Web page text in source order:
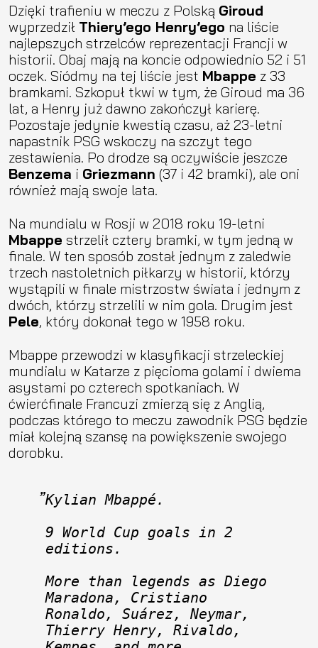
Dzięki trafieniu w meczu z Polską Giroud
wyprzedził Thiery’ego Henry’ego na liście
najlepszych strzelców reprezentacji Francji w
historii. Obaj mają na koncie odpowiednio 52 i 51
oczek. Siódmy na tej liście jest Mbappe z 33
bramkami. Szkopuł tkwi w tym, że Giroud ma 36
lat, a Henry już dawno zakończył karierę.
Pozostaje jedynie kwestią czasu, aż 23-letni
napastnik PSG wskoczy na szczyt tego
zestawienia. Po drodze są oczywiście jeszcze
Benzema i Griezmann (37 i 42 bramki), ale oni
również mają swoje lata.
Na mundialu w Rosji w 2018 roku 19-letni
Mbappe strzelił cztery bramki, w tym jedną w
finale. W ten sposób został jednym z zaledwie
trzech nastoletnich piłkarzy w historii, którzy
wystąpili w finale mistrzostw świata i jednym z
dwóch, którzy strzelili w nim gola. Drugim jest
Pele, który dokonał tego w 1958 roku.
Mbappe przewodzi w klasyfikacji strzeleckiej
mundialu w Katarze z pięcioma golami i dwiema
asystami po czterech spotkaniach. W
ćwierćfinale Francuzi zmierzą się z Anglią,
podczas którego to meczu zawodnik PSG będzie
miał kolejną szansę na powiększenie swojego
dorobku.
Kylian Mbappé.
9 World Cup goals in 2
editions.
More than legends as Diego
Maradona, Cristiano
Ronaldo, Suárez, Neymar,
Thierry Henry, Rivaldo,